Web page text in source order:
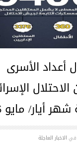
أعداد الأسرى
أيار/ مايو 2026
في الاخبار العاجلة